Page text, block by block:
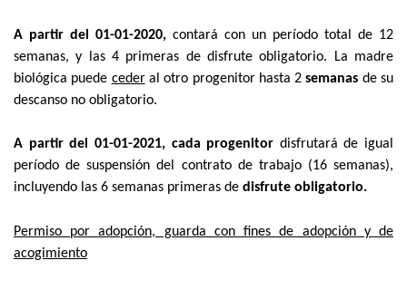
A partir del 01-01-2020, contará con un período total de 12
semanas, y las 4 primeras de disfrute obligatorio. La madre
biológica puede ceder al otro progenitor hasta 2 semanas de su
descanso no obligatorio.
A partir del 01-01-2021, cada progenitor disfrutará de igual
período de suspensión del contrato de trabajo (16 semanas),
incluyendo las 6 semanas primeras de disfrute obligatorio.
Permiso por adopción, guarda con fines de adopción y de
acogimiento